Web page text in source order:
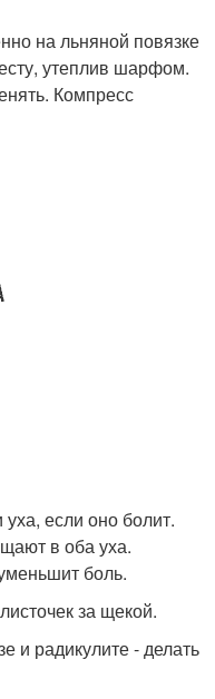
на льняной повязке
утеплив шарфом.
Компресс
если оно болит.
в оба уха.
боль.
за щекой.
и радикулите - делать